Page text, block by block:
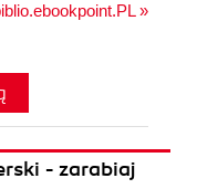
»
- zarabiaj